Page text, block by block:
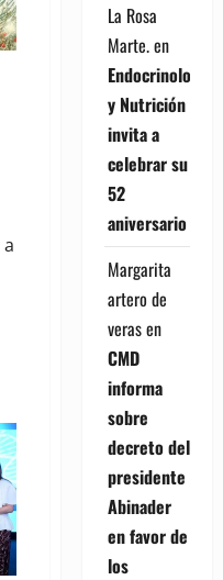
La Rosa
Marte.en
Endocrinología
y Nutrición
invita a
celebrar su
52
aniversario
Margarita
artero de
verasen
CMD
informa
sobre
decreto del
presidente
Abinader
en favor de
los